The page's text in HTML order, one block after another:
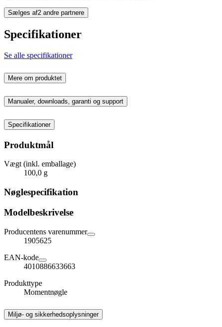
Sælges af2 andre partnere
Specifikationer
Se alle specifikationer
Mere om produktet
Manualer, downloads, garanti og support
Specifikationer
Produktmål
Vægt (inkl. emballage)
100,0 g
Nøglespecifikation
Modelbeskrivelse
Producentens varenummer
1905625
EAN-kode
4010886633663
Produkttype
Momentnøgle
Miljø- og sikkerhedsoplysninger